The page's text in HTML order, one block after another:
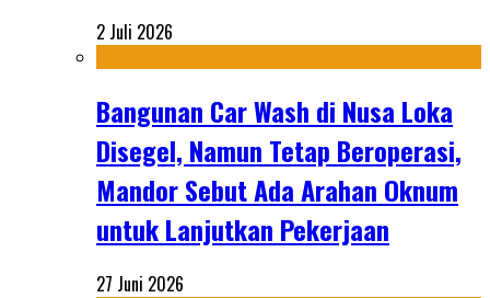
2 Juli 2026
Bangunan Car Wash di Nusa Loka
Disegel, Namun Tetap Beroperasi,
Mandor Sebut Ada Arahan Oknum
untuk Lanjutkan Pekerjaan
27 Juni 2026